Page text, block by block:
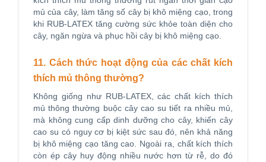
mủ của cây, làm tăng số cây bị khô miệng cạo, trong
khi RUB-LATEX tăng cường sức khỏe toàn diện cho
cây, ngăn ngừa và phục hồi cây bị khô miệng cạo.
11. Cách thức hoạt động của các chất kích
thích mủ thông thường?
Không giống như RUB-LATEX, các chất kích thích
mủ thông thường buộc cây cao su tiết ra nhiều mủ,
mà không cung cấp dinh dưỡng cho cây, khiến cây
cao su có nguy cơ bị kiệt sức sau đó, nên khả năng
bị khô miệng cạo tăng cao. Ngoài ra, chất kích thích
còn ép cây huy động nhiều nước hơn từ rễ, do đó